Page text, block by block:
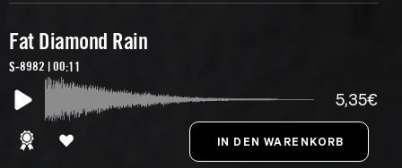
Fat Diamond Rain
S-8982 | 00:11
5,35€